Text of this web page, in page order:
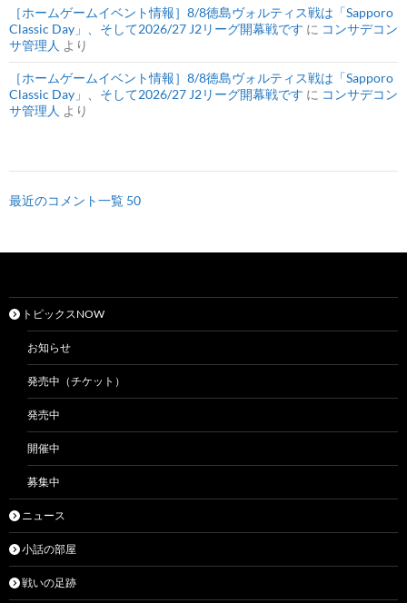
［ホームゲームイベント情報］8/8徳島ヴォルティス戦は「Sapporo
Classic Day」、そして2026/27 J2リーグ開幕戦です に コンサデコン
サ管理人 より
［ホームゲームイベント情報］8/8徳島ヴォルティス戦は「Sapporo
Classic Day」、そして2026/27 J2リーグ開幕戦です に コンサデコン
サ管理人 より
最近のコメント一覧 50
トピックスNOW
お知らせ
発売中（チケット）
発売中
開催中
募集中
ニュース
小話の部屋
戦いの足跡